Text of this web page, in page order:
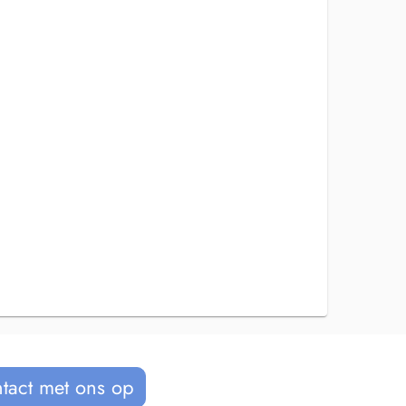
met ons op